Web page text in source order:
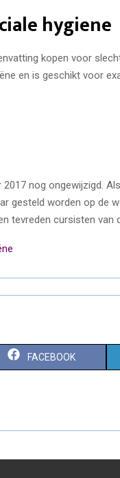
hygiene
kopen voor
en is geschikt voor
nog ongewijzigd.
gesteld worden op de
tevreden cursisten
S
R
FACEBOOK